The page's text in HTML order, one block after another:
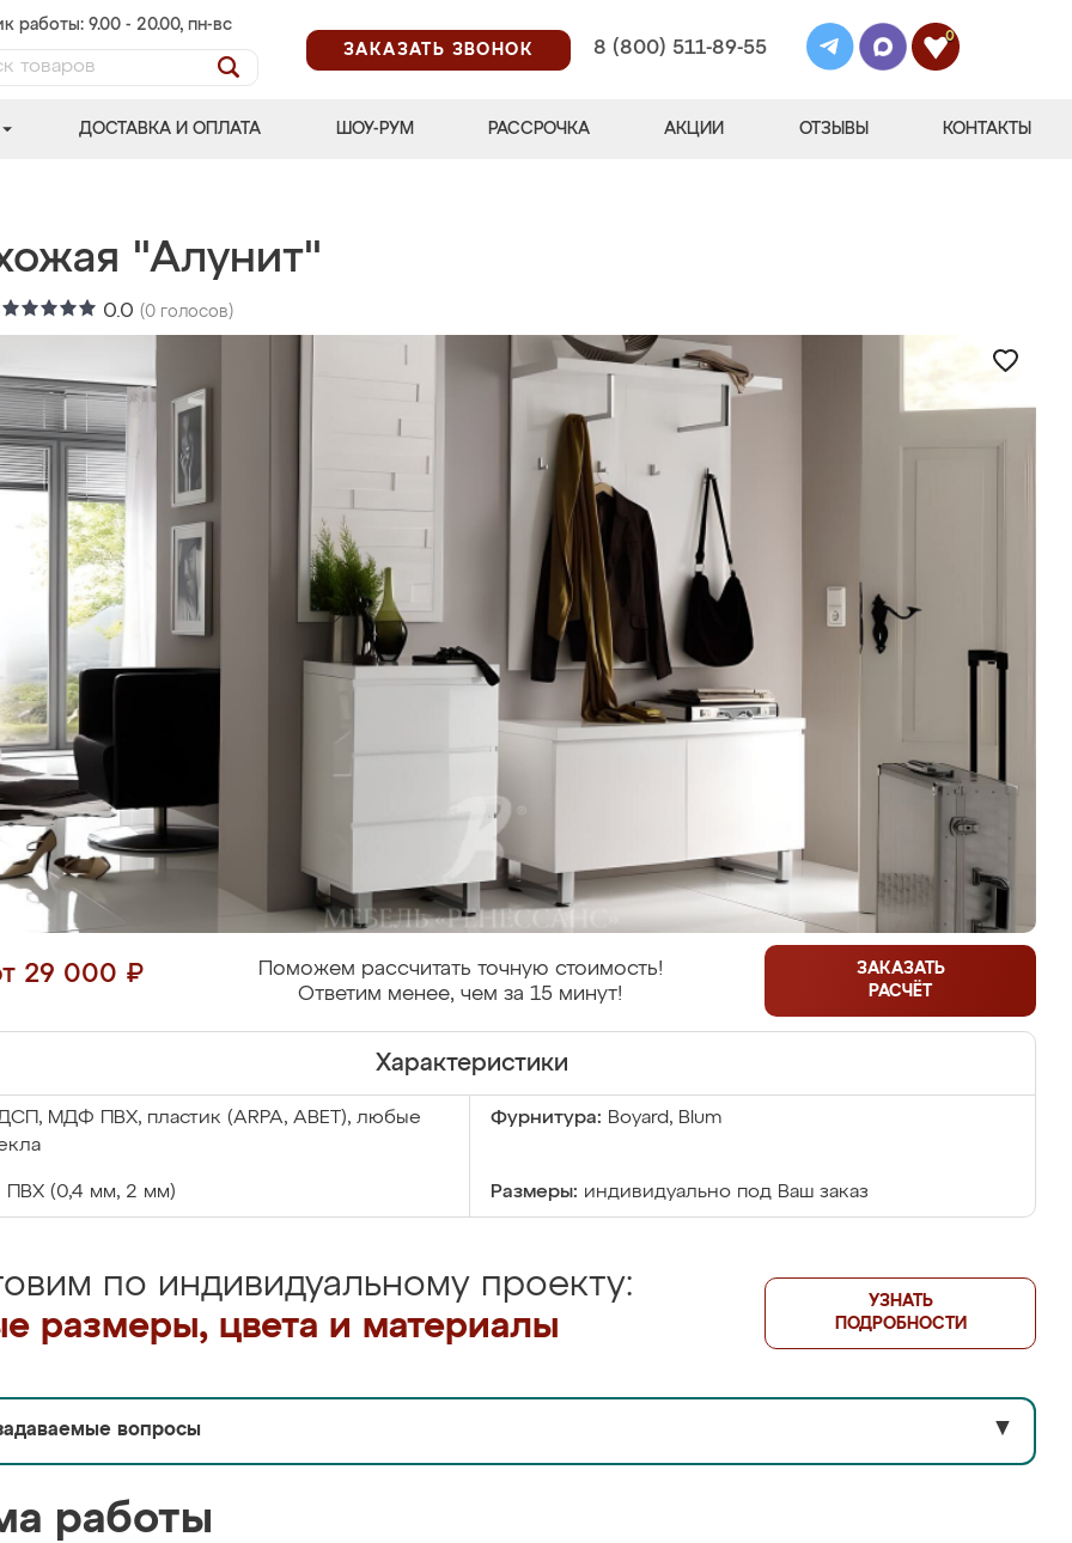
работы: 9.00 - 20.00, пн-вс
ЗАКАЗАТЬ ЗВОНОК
8 (800) 511-89-55
0
ДОСТАВКА И ОПЛАТА ШОУ-РУМ РАССРОЧКА АКЦИИ ОТЗЫВЫ КОНТАКТЫ
"Алунит"
0.0 (0 голосов)
29 000 ₽
Поможем рассчитать точную стоимость!
Ответим менее, чем за 15 минут!
ЗАКАЗАТЬ
РАСЧЁТ
Характеристики
МДФ ПВХ, пластик (ARPA, ABET), любые
Фурнитура: Boyard, Blum
ПВХ (0,4 мм, 2 мм) Размеры: индивидуально под Ваш заказ
по индивидуальному проекту:
размеры, цвета и материалы
УЗНАТЬ
ПОДРОБНОСТИ
вопросы ▼
работы